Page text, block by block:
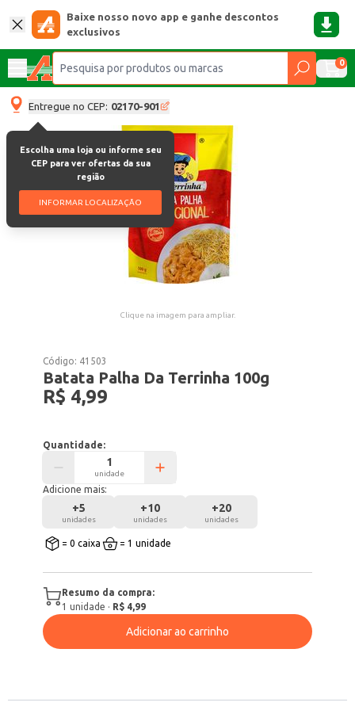
Baixe nosso novo app e ganhe descontos
exclusivos
0
Entregue no CEP: 02170-901
Escolha uma loja ou informe seu
CEP para ver ofertas da sua
região
INFORMAR LOCALIZAÇÃO
Clique na imagem para ampliar.
Código: 41503
Batata Palha Da Terrinha 100g
R$ 4,99
Quantidade:
unidade
Adicione mais:
+5
unidades
+10
unidades
+20
unidades
= 0 caixa = 1 unidade
Resumo da compra:
1 unidade · R$ 4,99
Adicionar ao carrinho